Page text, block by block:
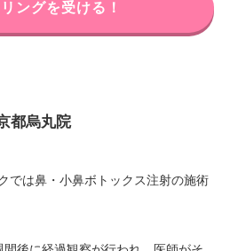
ングを受ける！
都烏丸院
では鼻・小鼻ボトックス注射の施術